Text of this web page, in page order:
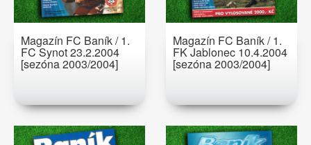
Magazín FC Baník / 1.
FC Synot 23.2.2004
[sezóna 2003/2004]
Magazín FC Baník / 1.
FK Jablonec 10.4.2004
[sezóna 2003/2004]